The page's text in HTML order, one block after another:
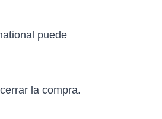
puede
la compra.